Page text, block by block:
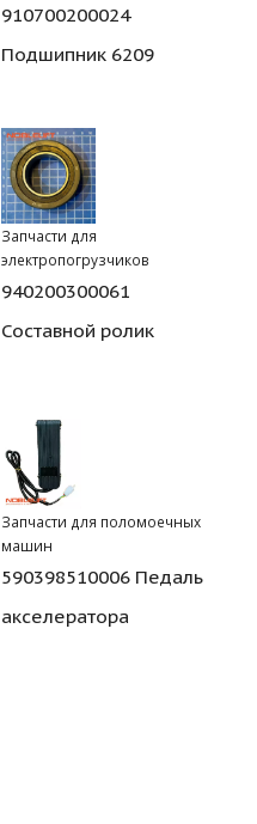
910700200024
Подшипник 6209
Запчасти для
электропогрузчиков
940200300061
Составной ролик
Запчасти для поломоечных
машин
590398510006 Педаль
акселератора